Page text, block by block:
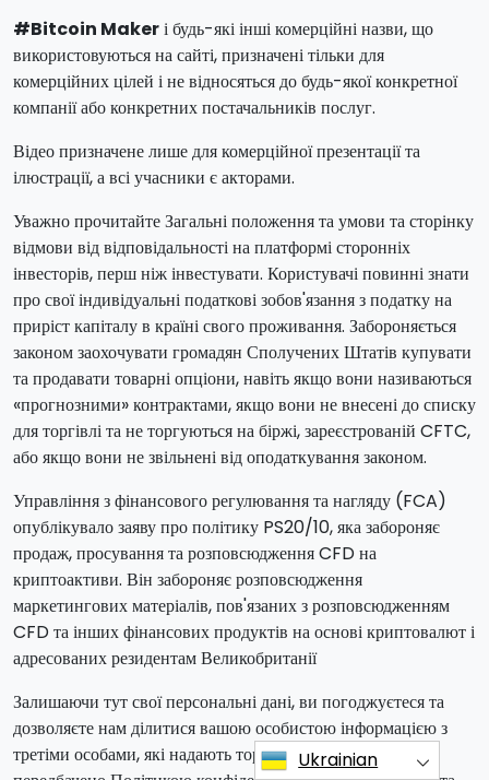
#Bitcoin Makerі будь-які інші комерційні назви, що
використовуються на сайті, призначені тільки для
комерційних цілей і не відносяться до будь-якої конкретної
компанії або конкретних постачальників послуг.
Відео призначене лише для комерційної презентації та
ілюстрації, а всі учасники є акторами.
Уважно прочитайте Загальні положення та умови та сторінку
відмови від відповідальності на платформі сторонніх
інвесторів, перш ніж інвестувати. Користувачі повинні знати
про свої індивідуальні податкові зобов'язання з податку на
приріст капіталу в країні свого проживання. Забороняється
законом заохочувати громадян Сполучених Штатів купувати
та продавати товарні опціони, навіть якщо вони називаються
«прогнозними» контрактами, якщо вони не внесені до списку
для торгівлі та не торгуються на біржі, зареєстрованій CFTC,
або якщо вони не звільнені від оподаткування законом.
Управління з фінансового регулювання та нагляду (FCA)
опублікувало заяву про політику PS20/10, яка забороняє
продаж, просування та розповсюдження CFD на
криптоактиви. Він забороняє розповсюдження
маркетингових матеріалів, пов'язаних з розповсюдженням
CFD та інших фінансових продуктів на основі криптовалют і
адресованих резидентам Великобританії
Залишаючи тут свої персональні дані, ви погоджуєтеся та
дозволяєте нам ділитися вашою особистою інформацією з
третіми особами, які надають торгові послуги, як це
Ukrainian